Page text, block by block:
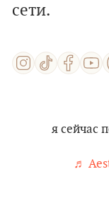
сети.
я сейчас
♬